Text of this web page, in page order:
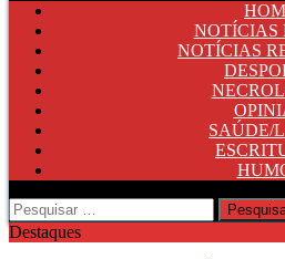
NOTÍCIAS
NOTÍCIAS
SAÚDE/
Pesquisar
por:
Destaques